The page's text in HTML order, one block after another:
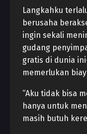
Langkahku
berusaha
ingin sekali
gudang
gratis di dunia
memerlukan
“Aku tidak bisa
hanya untuk
masih butuh